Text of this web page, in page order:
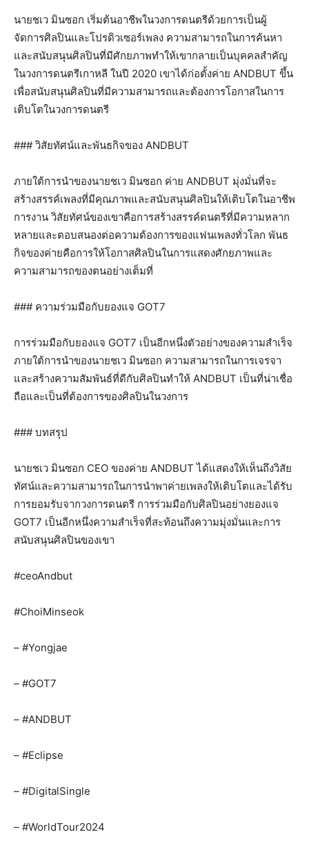
นายชเว มินซอก เริ่มต้นอาชีพในวงการดนตรีด้วยการเป็นผู้
จัดการศิลปินและโปรดิวเซอร์เพลง ความสามารถในการค้นหา
และสนับสนุนศิลปินที่มีศักยภาพทำให้เขากลายเป็นบุคคลสำคัญ
ในวงการดนตรีเกาหลี ในปี 2020 เขาได้ก่อตั้งค่าย ANDBUT ขึ้น
เพื่อสนับสนุนศิลปินที่มีความสามารถและต้องการโอกาสในการ
เติบโตในวงการดนตรี
### วิสัยทัศน์และพันธกิจของ ANDBUT
ภายใต้การนำของนายชเว มินซอก ค่าย ANDBUT มุ่งมั่นที่จะ
สร้างสรรค์เพลงที่มีคุณภาพและสนับสนุนศิลปินให้เติบโตในอาชีพ
การงาน วิสัยทัศน์ของเขาคือการสร้างสรรค์ดนตรีที่มีความหลาก
หลายและตอบสนองต่อความต้องการของแฟนเพลงทั่วโลก พันธ
กิจของค่ายคือการให้โอกาสศิลปินในการแสดงศักยภาพและ
ความสามารถของตนอย่างเต็มที่
### ความร่วมมือกับยองแจ GOT7
การร่วมมือกับยองแจ GOT7 เป็นอีกหนึ่งตัวอย่างของความสำเร็จ
ภายใต้การนำของนายชเว มินซอก ความสามารถในการเจรจา
และสร้างความสัมพันธ์ที่ดีกับศิลปินทำให้ ANDBUT เป็นที่น่าเชื่อ
ถือและเป็นที่ต้องการของศิลปินในวงการ
### บทสรุป
นายชเว มินซอก CEO ของค่าย ANDBUT ได้แสดงให้เห็นถึงวิสัย
ทัศน์และความสามารถในการนำพาค่ายเพลงให้เติบโตและได้รับ
การยอมรับจากวงการดนตรี การร่วมมือกับศิลปินอย่างยองแจ
GOT7 เป็นอีกหนึ่งความสำเร็จที่สะท้อนถึงความมุ่งมั่นและการ
สนับสนุนศิลปินของเขา
#ceoAndbut
#ChoiMinseok
– #Yongjae
– #GOT7
– #ANDBUT
– #Eclipse
– #DigitalSingle
– #WorldTour2024